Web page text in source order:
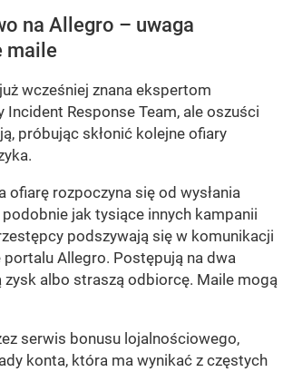
na Allegro – uwaga
maile
wcześniej znana ekspertom
Incident Response Team, ale oszuści
próbując skłonić kolejne ofiary
ofiarę rozpoczyna się od wysłania
jak tysiące innych kampanii
podszywają się w komunikacji
Allegro. Postępują na dwa
albo straszą odbiorcę. Maile mogą
serwis bonusu lojalnościowego,
konta, która ma wynikać z częstych